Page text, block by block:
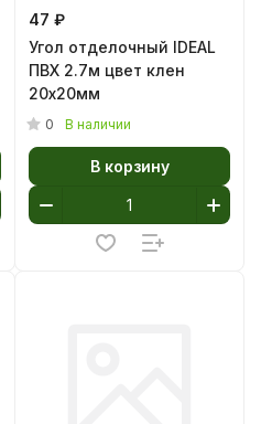
47 ₽
Угол отделочный IDEAL
ПВХ 2.7м цвет клен
20х20мм
0 В наличии
В корзину